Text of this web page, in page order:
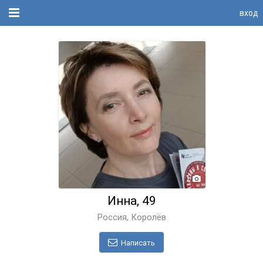
вход
1
Инна, 49
Россия, Королёв
Написать